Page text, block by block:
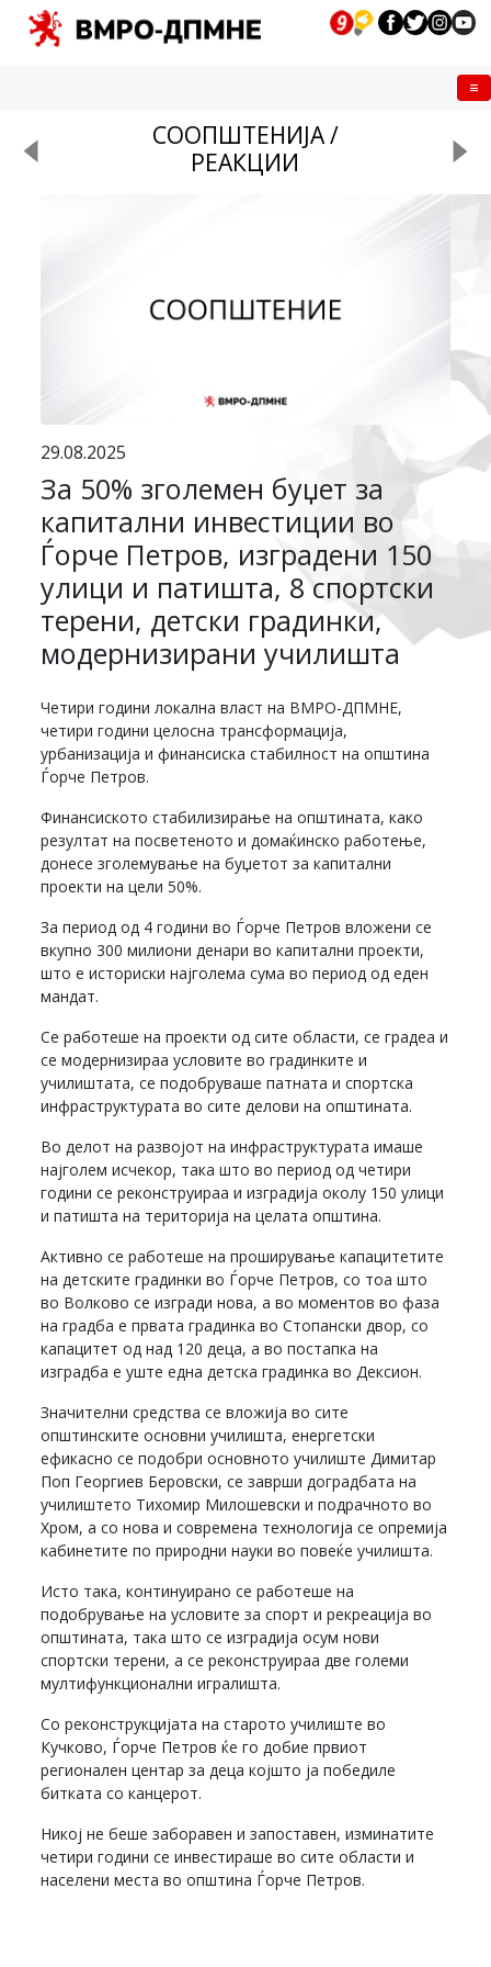
СООПШТЕНИЈА /
РЕАКЦИИ
29.08.2025
За 50% зголемен буџет за
капитални инвестиции во
Ѓорче Петров, изградени 150
улици и патишта, 8 спортски
терени, детски градинки,
модернизирани училишта
Четири години локална власт на ВМРО-ДПМНЕ,
четири години целосна трансформација,
урбанизација и финансиска стабилност на општина
Ѓорче Петров.
Финансиското стабилизирање на општината, како
резултат на посветеното и домаќинско работење,
донесе зголемување на буџетот за капитални
проекти на цели 50%.
За период од 4 години во Ѓорче Петров вложени се
вкупно 300 милиони денари во капитални проекти,
што е историски најголема сума во период од еден
мандат.
Се работеше на проекти од сите области, се градеа и
се модернизираа условите во градинките и
училиштата, се подобруваше патната и спортска
инфраструктурата во сите делови на општината.
Во делот на развојот на инфраструктурата имаше
најголем исчекор, така што во период од четири
години се реконструираа и изградија околу 150 улици
и патишта на територија на целата општина.
Активно се работеше на проширување капацитетите
на детските градинки во Ѓорче Петров, со тоа што
во Волково се изгради нова, а во моментов во фаза
на градба е првата градинка во Стопански двор, со
капацитет од над 120 деца, а во постапка на
изградба е уште една детска градинка во Дексион.
Значителни средства се вложија во сите
општинските основни училишта, енергетски
ефикасно се подобри основното училиште Димитар
Поп Георгиев Беровски, се заврши доградбата на
училиштето Тихомир Милошевски и подрачното во
Хром, а со нова и современа технологија се опремија
кабинетите по природни науки во повеќе училишта.
Исто така, континуирано се работеше на
подобрување на условите за спорт и рекреација во
општината, така што се изградија осум нови
спортски терени, а се реконструираа две големи
мултифункционални игралишта.
Со реконструкцијата на старото училиште во
Кучково, Ѓорче Петров ќе го добие првиот
регионален центар за деца којшто ја победиле
битката со канцерот.
Никој не беше заборавен и запоставен, изминатите
четири години се инвестираше во сите области и
населени места во општина Ѓорче Петров.